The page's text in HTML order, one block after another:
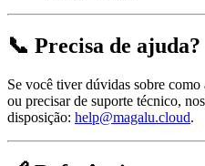
📞 Precisa de ajuda?
Se você tiver dúvidas sobre como
ou precisar de suporte técnico,
disposição: help@magalu.cloud.